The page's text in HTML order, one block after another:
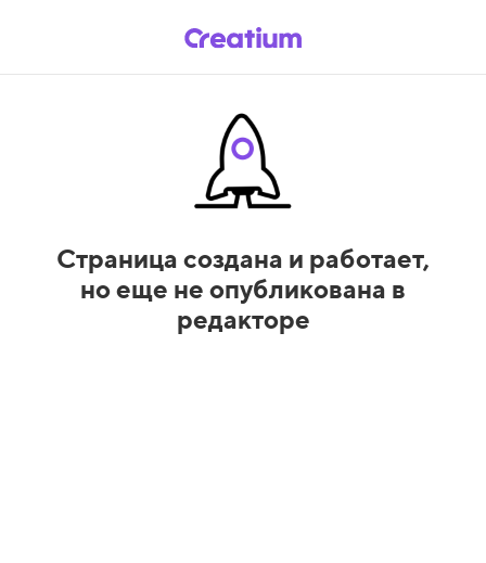
Страница создана и работает,
но еще не опубликована в
редакторе